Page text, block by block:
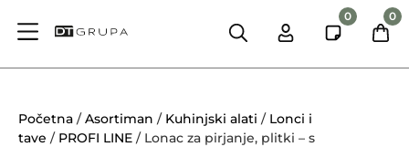
0 0
Početna /Asortiman / Kuhinjski alati / Lonci i
tave / PROFI LINE / Lonac za pirjanje, plitki – s